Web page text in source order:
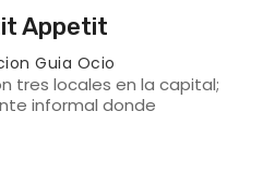
Appetit
Guia Ocio
tres locales en la capital;
informal donde